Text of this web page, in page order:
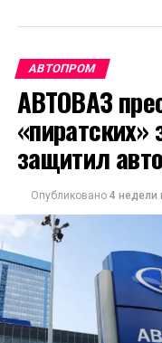
АВТОПРОМ
АВТОВАЗ
защитил
Опубликовано 4 недели